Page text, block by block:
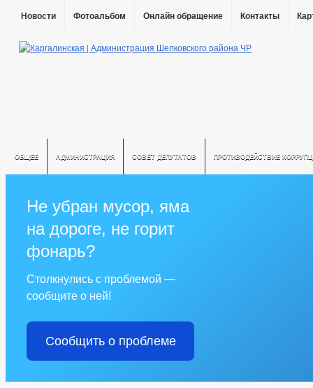
Новости Фотоальбом Онлайн обращение Контакты
ОБЩЕЕ АДМИНИСТРАЦИЯ СОВЕТ ДЕПУТАТОВ ПРОТИВОДЕЙСТВИЕ
Не убран мусор, яма
на дороге, не горит
фонарь?
Столкнулись с проблемой —
сообщите о ней!
Сообщить о проблеме